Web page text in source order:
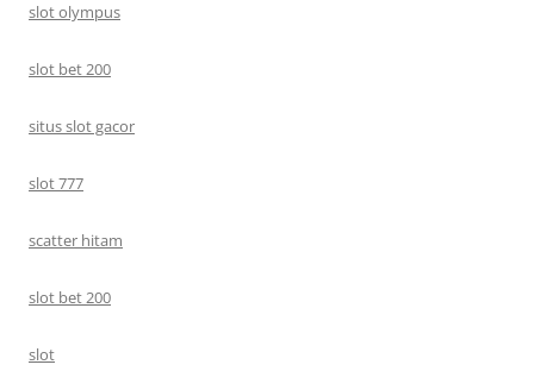
slot olympus
slot bet 200
situs slot gacor
slot 777
scatter hitam
slot bet 200
slot